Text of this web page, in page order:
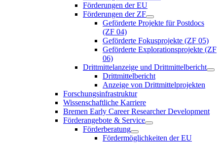
Förderungen der EU
Förderungen der ZF
Geförderte Projekte für Postdocs
(ZF 04)
Geförderte Fokusprojekte (ZF 05)
Geförderte Explorationsprojekte (ZF
06)
Drittmittelanzeige und Drittmittelbericht
Drittmittelbericht
Anzeige von Drittmittelprojekten
Forschungsinfrastruktur
Wissenschaftliche Karriere
Bremen Early Career Researcher Development
Förderangebote & Service
Förderberatung
Fördermöglichkeiten der EU